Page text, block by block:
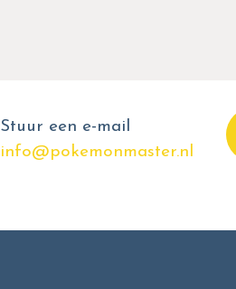
Stuur een e-mail
info@pokemonmaster.nl